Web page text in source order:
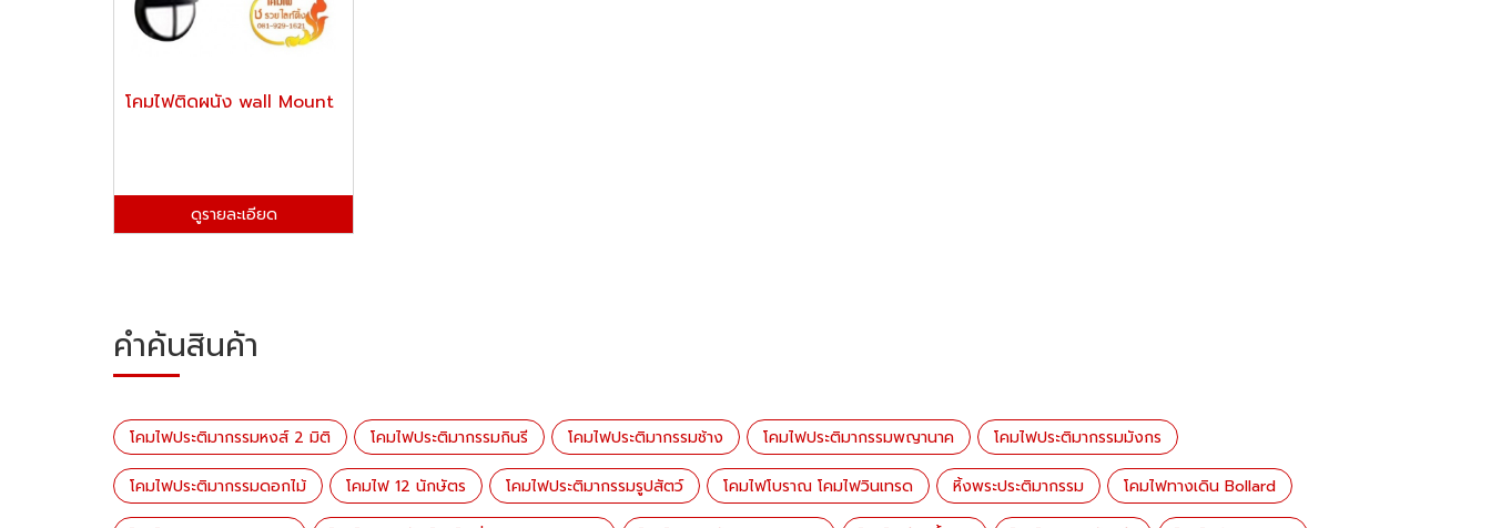
โคมไฟติดผนัง wall Mount
ดูรายละเอียด
คำค้นสินค้า
โคมไฟประติมากรรมหงส์ 2 มิติ โคมไฟประติมากรรมกินรี โคมไฟประติมากรรมช้าง โคมไฟประติมากรรมพญานาค โคมไฟประติมากรรมมังกร
โคมไฟประติมากรรมดอกไม้ โคมไฟ 12 นักษัตร โคมไฟประติมากรรมรูปสัตว์ โคมไฟโบราณ โคมไฟวินเทรด หิ้งพระประติมากรรม โคมไฟทางเดิน Bollard